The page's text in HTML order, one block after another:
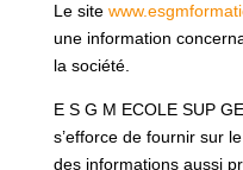
Le site
une information
la société.
E S G M ECOLE SUP
s’efforce de fournir sur
des informations aussi